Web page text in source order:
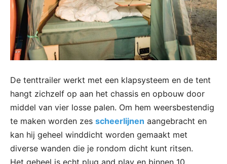
De tenttrailer werkt met een klapsysteem en de tent
hangt zichzelf op aan het chassis en opbouw door
middel van vier losse palen. Om hem weersbestendig
te maken worden zes scheerlijnen aangebracht en
kan hij geheel winddicht worden gemaakt met
diverse wanden die je rondom dicht kunt ritsen.
Het geheel is echt plug and play en binnen 10